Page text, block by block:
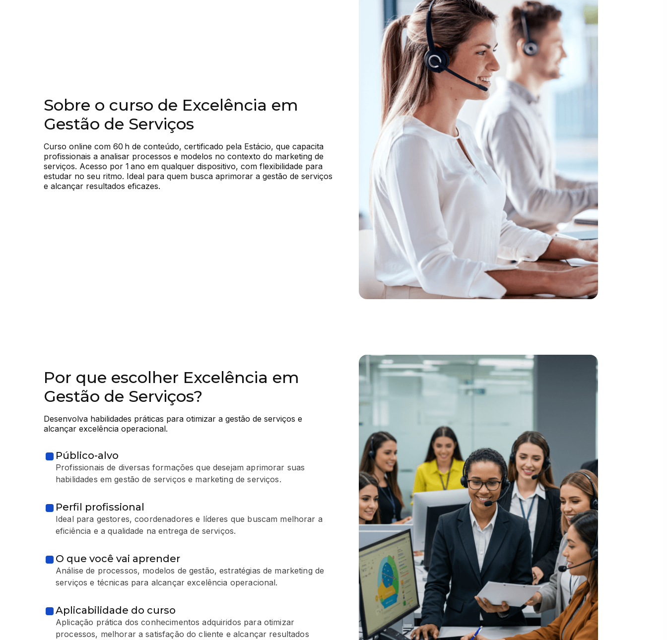
Sobre o curso de Excelência em
Gestão de Serviços
Curso online com 60 h de conteúdo, certificado pela Estácio, que capacita
profissionais a analisar processos e modelos no contexto do marketing de
serviços. Acesso por 1 ano em qualquer dispositivo, com flexibilidade para
estudar no seu ritmo. Ideal para quem busca aprimorar a gestão de serviços
e alcançar resultados eficazes.
Por que escolher Excelência em
Gestão de Serviços?
Desenvolva habilidades práticas para otimizar a gestão de serviços e
alcançar excelência operacional.
Público-alvo
Profissionais de diversas formações que desejam aprimorar suas
habilidades em gestão de serviços e marketing de serviços.
Perfil profissional
Ideal para gestores, coordenadores e líderes que buscam melhorar a
eficiência e a qualidade na entrega de serviços.
O que você vai aprender
Análise de processos, modelos de gestão, estratégias de marketing de
serviços e técnicas para alcançar excelência operacional.
Aplicabilidade do curso
Aplicação prática dos conhecimentos adquiridos para otimizar
processos, melhorar a satisfação do cliente e alcançar resultados